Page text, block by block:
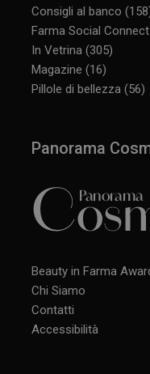
Consigli al banco
Farma Social Connect
In Vetrina (305)
Magazine (16)
Pillole di bellezza (56)
Panorama
Beauty in Farma
Chi Siamo
Contatti
Accessibilità